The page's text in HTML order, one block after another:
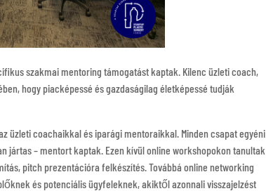
szakmai mentoring támogatást kaptak. Kilenc üzleti coach,
hogy piacképessé és gazdaságilag életképessé tudják
üzleti coachaikkal és iparági mentoraikkal. Minden csapat egyéni
jártas – mentort kaptak. Ezen kívül online workshopokon tanultak
pitch prezentációra felkészítés. Továbbá online networking
és potenciális ügyfeleknek, akiktől azonnali visszajelzést